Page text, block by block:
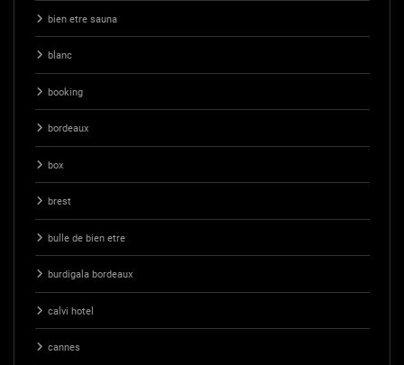
bien etre sauna
blanc
booking
bordeaux
box
brest
bulle de bien etre
burdigala bordeaux
calvi hotel
cannes